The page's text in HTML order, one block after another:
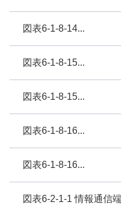
図表6-1-8-14...
図表6-1-8-15...
図表6-1-8-15...
図表6-1-8-16...
図表6-1-8-16...
図表6-2-1-1 情報通信